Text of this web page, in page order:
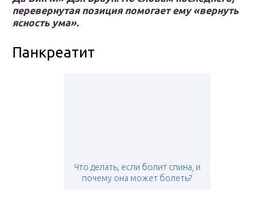
перевернутая позиция помогает ему «вернуть
ясность ума».
Панкреатит
Что делать, если болит спина, и
почему она может болеть?